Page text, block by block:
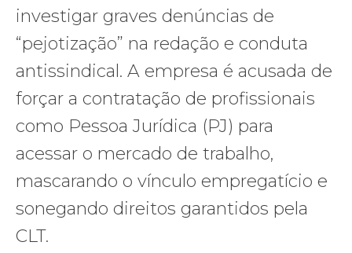
investigar graves denúncias de
“pejotização” na redação e conduta
antissindical. A empresa é acusada de
forçar a contratação de profissionais
como Pessoa Jurídica (PJ) para
acessar o mercado de trabalho,
mascarando o vínculo empregatício e
sonegando direitos garantidos pela
CLT.